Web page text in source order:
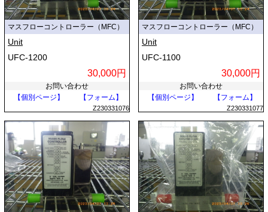
マスフローコントローラー（MFC）
Unit
UFC-1200
30,000円
お問い合わせ
【個別ページ】
【フォーム】
Z230331076
マスフローコントローラー（MFC）
Unit
UFC-1100
30,000円
お問い合わせ
【個別ページ】
【フォーム】
Z230331077